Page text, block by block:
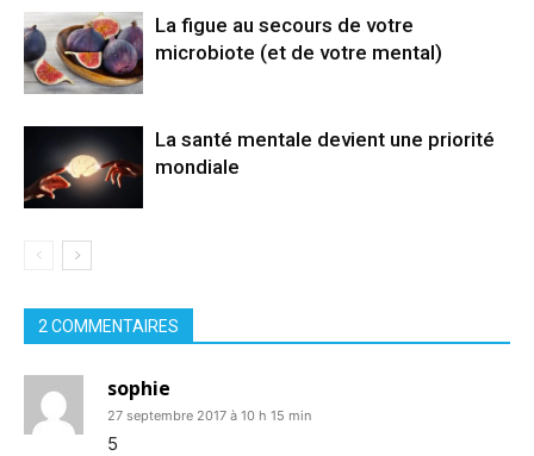
La figue au secours de votre
microbiote (et de votre mental)
La santé mentale devient une priorité
mondiale
2 COMMENTAIRES
sophie
27 septembre 2017 à 10 h 15 min
5